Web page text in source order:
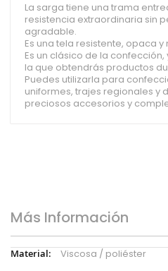
La sarga tiene una trama
resistencia extraordinaria sin
agradable.
Es una tela resistente, opaca
Es un clásico de la
la que obtendrás productos
Puedes utilizarla para
uniformes, trajes regionales y
preciosos accesorios y
Más Información
Más
Viscosa / poliéster